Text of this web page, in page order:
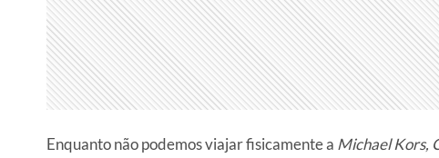
Enquanto não podemos viajar fisicamente a Michael Kors,